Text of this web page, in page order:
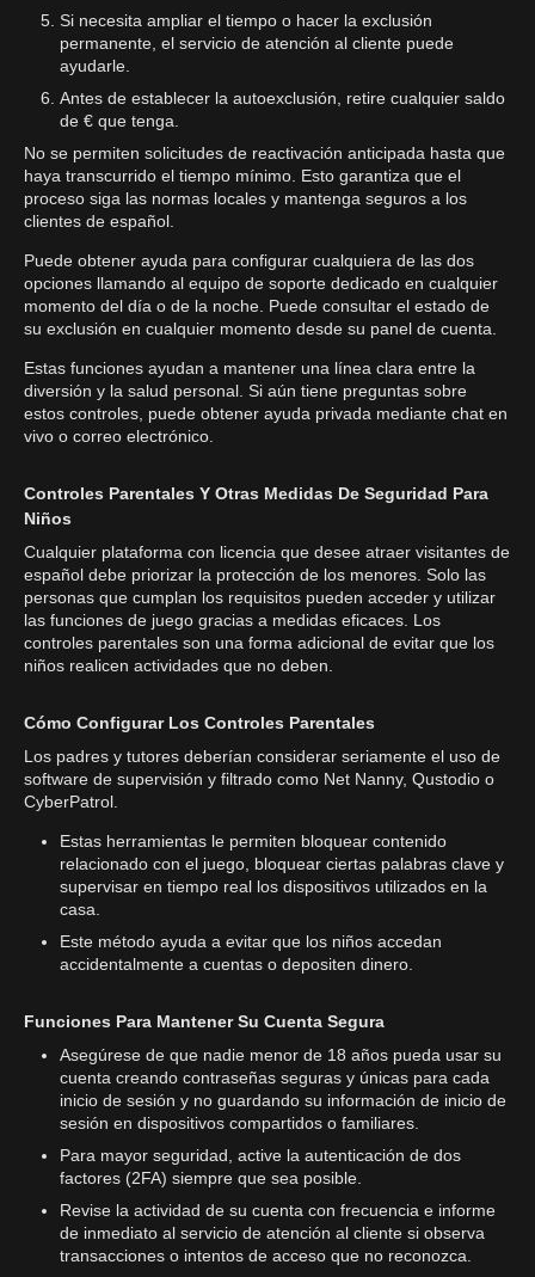
Si necesita ampliar el tiempo o hacer la exclusión
permanente, el servicio de atención al cliente puede
ayudarle.
Antes de establecer la autoexclusión, retire cualquier saldo
de € que tenga.
No se permiten solicitudes de reactivación anticipada hasta que
haya transcurrido el tiempo mínimo. Esto garantiza que el
proceso siga las normas locales y mantenga seguros a los
clientes de español.
Puede obtener ayuda para configurar cualquiera de las dos
opciones llamando al equipo de soporte dedicado en cualquier
momento del día o de la noche. Puede consultar el estado de
su exclusión en cualquier momento desde su panel de cuenta.
Estas funciones ayudan a mantener una línea clara entre la
diversión y la salud personal. Si aún tiene preguntas sobre
estos controles, puede obtener ayuda privada mediante chat en
vivo o correo electrónico.
Controles Parentales Y Otras Medidas De Seguridad Para
Niños
Cualquier plataforma con licencia que desee atraer visitantes de
español debe priorizar la protección de los menores. Solo las
personas que cumplan los requisitos pueden acceder y utilizar
las funciones de juego gracias a medidas eficaces. Los
controles parentales son una forma adicional de evitar que los
niños realicen actividades que no deben.
Cómo Configurar Los Controles Parentales
Los padres y tutores deberían considerar seriamente el uso de
software de supervisión y filtrado como Net Nanny, Qustodio o
CyberPatrol.
Estas herramientas le permiten bloquear contenido
relacionado con el juego, bloquear ciertas palabras clave y
supervisar en tiempo real los dispositivos utilizados en la
casa.
Este método ayuda a evitar que los niños accedan
accidentalmente a cuentas o depositen dinero.
Funciones Para Mantener Su Cuenta Segura
Asegúrese de que nadie menor de 18 años pueda usar su
cuenta creando contraseñas seguras y únicas para cada
inicio de sesión y no guardando su información de inicio de
sesión en dispositivos compartidos o familiares.
Para mayor seguridad, active la autenticación de dos
factores (2FA) siempre que sea posible.
Revise la actividad de su cuenta con frecuencia e informe
de inmediato al servicio de atención al cliente si observa
transacciones o intentos de acceso que no reconozca.